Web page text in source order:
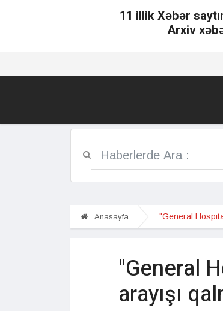
11 illik Xəbər
Arxiv
Anasayfa "General
"General
arayışı